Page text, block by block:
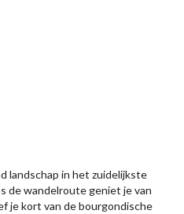
landschap in het zuidelijkste
de wandelroute geniet je van
je kort van de bourgondische